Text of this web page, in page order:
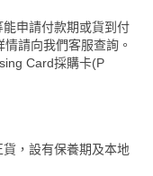
申請付款期或貨到付
請向我們客服查詢。
Card採購卡(P
，設有保養期及本地